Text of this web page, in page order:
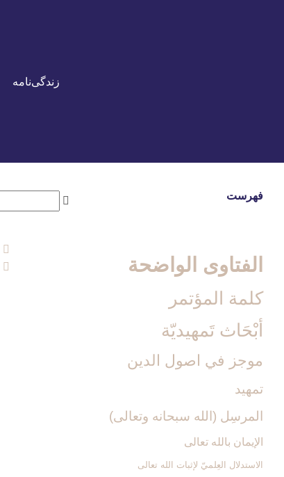
زندگی‌نامه
فهرست
الفتاوی الواضحة
كلمة المؤتمر
أبْحَاث تَمهيديّة
موجز في اصول الدين‏
تمهيد
المرسِل (الله سبحانه وتعالى)
الإيمان بالله تعالى‏
الاستدلال العِلميّ لإثبات الله تعالى‏